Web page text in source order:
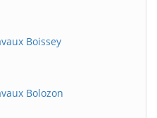
Boissey
Bolozon